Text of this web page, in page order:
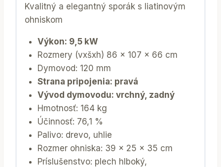
Kvalitný a elegantný sporák s liatinovým
ohniskom
Výkon: 9,5 kW
Rozmery (vxšxh) 86 x 107 x 66 cm
Dymovod: 120 mm
Strana pripojenia: pravá
Vývod dymovodu: vrchný, zadný
Hmotnosť: 164 kg
Účinnosť: 76,1 %
Palivo: drevo, uhlie
Rozmer ohniska: 39 x 25 x 35 cm
Príslušenstvo: plech hlboký,